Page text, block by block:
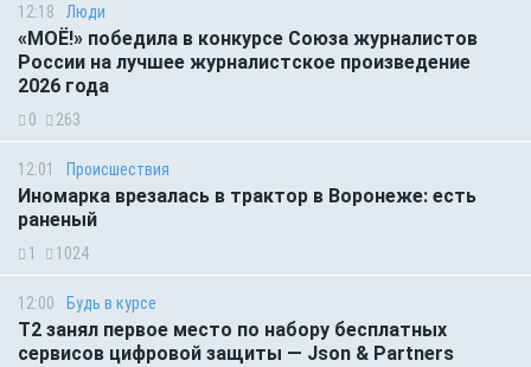
12:18 Люди
«МОЁ!» победила в конкурсе Союза журналистов
России на лучшее журналистское произведение
2026 года
0 263
12:01 Происшествия
Иномарка врезалась в трактор в Воронеже: есть
раненый
1 1024
12:00 Будь в курсе
Т2 занял первое место по набору бесплатных
сервисов цифровой защиты — Json & Partners